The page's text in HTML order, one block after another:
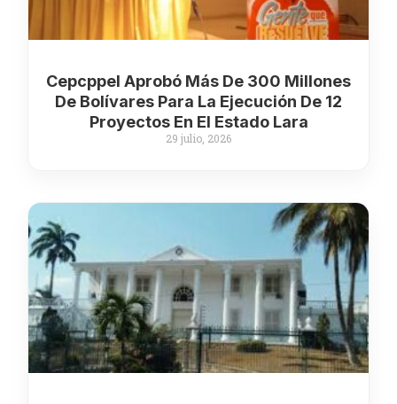
Cepcppel Aprobó Más De 300 Millones
De Bolívares Para La Ejecución De 12
Proyectos En El Estado Lara
29 julio, 2026